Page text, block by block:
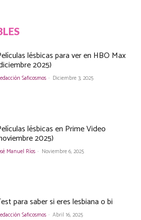
lésbicas para ver en HBO Max
2025)
Saficosmos - Diciembre 3, 2025
lésbicas en Prime Video
2025)
Manuel Ríos - Noviembre 6, 2025
para saber si eres lesbiana o bi
Saficosmos - Abril 16, 2025